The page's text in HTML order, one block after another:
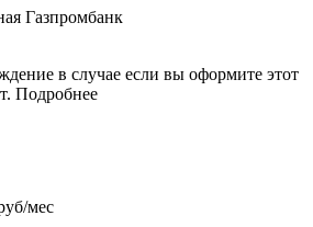
в случае если вы оформите этот
Подробнее
мес